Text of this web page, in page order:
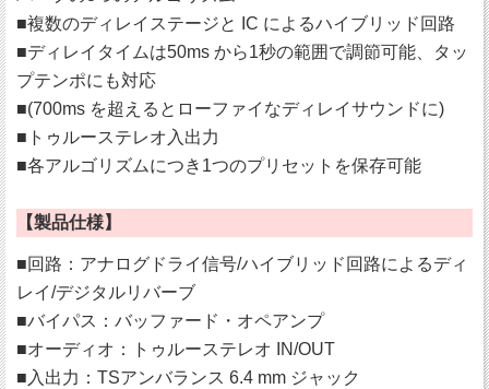
■複数のディレイステージと IC によるハイブリッド回路
■ディレイタイムは50ms から1秒の範囲で調節可能、タッ
プテンポにも対応
■(700ms を超えるとローファイなディレイサウンドに)
■トゥルーステレオ入出力
■各アルゴリズムにつき1つのプリセットを保存可能
【製品仕様】
■回路：アナログドライ信号/ハイブリッド回路によるディ
レイ/デジタルリバーブ
■バイパス：バッファード・オペアンプ
■オーディオ：トゥルーステレオ IN/OUT
■入出力：TSアンバランス 6.4 mm ジャック